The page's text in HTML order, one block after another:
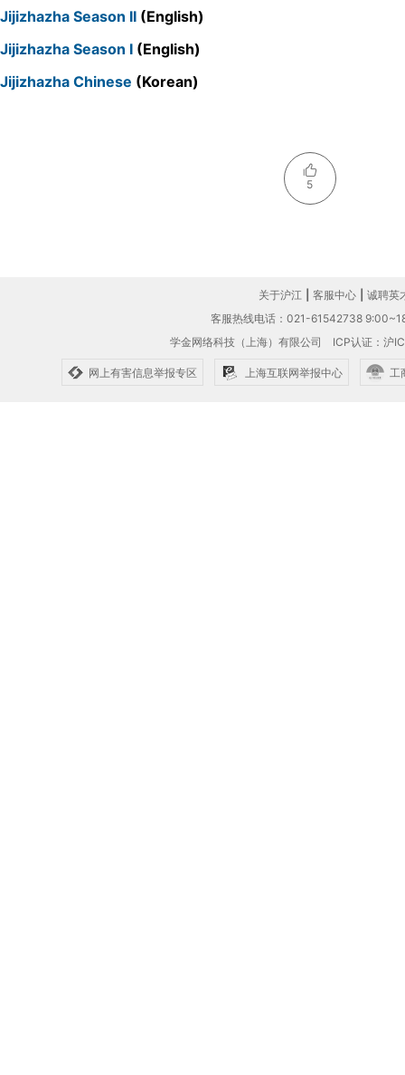
Jijizhazha Season II (English)
Jijizhazha Season I (English)
Jijizhazha Chinese (Korean)
5
关于沪江 客服中心
诚聘英
客服热线电话：021-61542738
学金网络科技（上海）有限公司 ICP认证：沪
网上有害信息举报专区 上海互联网举报中心 工